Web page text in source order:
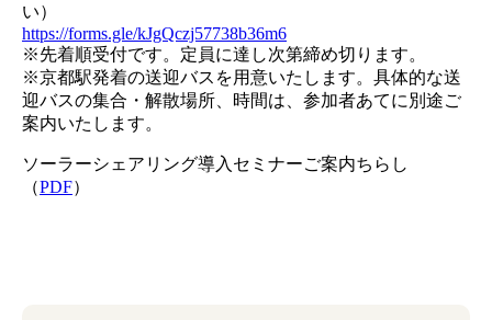
い）
https://forms.gle/kJgQczj57738b36m6
※先着順受付です。定員に達し次第締め切ります。
※京都駅発着の送迎バスを用意いたします。具体的な送
迎バスの集合・解散場所、時間は、参加者あてに別途ご
案内いたします。
ソーラーシェアリング導入セミナーご案内ちらし
（PDF）